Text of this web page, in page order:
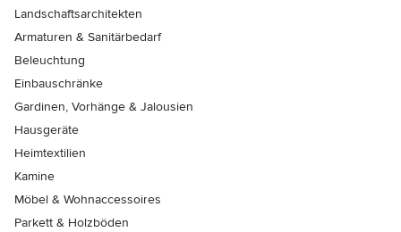
Landschaftsarchitekten
Armaturen & Sanitärbedarf
Beleuchtung
Einbauschränke
Gardinen, Vorhänge & Jalousien
Hausgeräte
Heimtextilien
Kamine
Möbel & Wohnaccessoires
Parkett & Holzböden